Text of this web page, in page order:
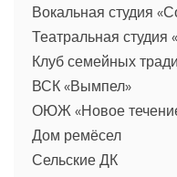
Вокальная студия
Театральная студия
Клуб семейных
ВСК «Вымпел»
ОЮЖ «Новое
Дом ремёсел
Сельские ДК